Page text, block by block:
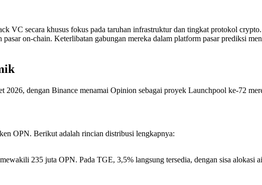
VC secara khusus fokus pada taruhan infrastruktur dan tingkat protokol
pasar on-chain. Keterlibatan gabungan mereka dalam platform pasar prediksi
dengan Binance menamai Opinion sebagai proyek Launchpool ke-72
OPN. Berikut adalah rincian distribusi lengkapnya:
235 juta OPN. Pada TGE, 3,5% langsung tersedia, dengan sisa alokasi